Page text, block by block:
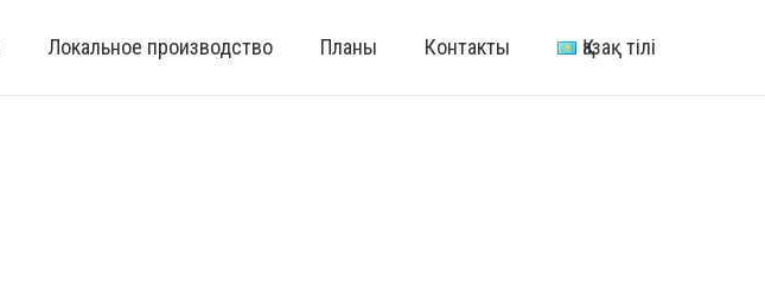
Локальное производство Планы Контакты Қазақ тілі